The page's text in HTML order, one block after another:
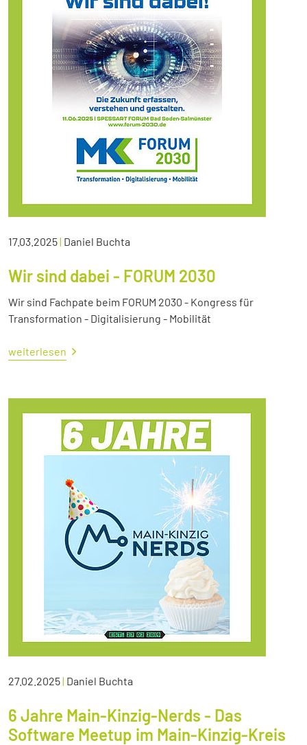
17.03.2025| Daniel Buchta
Wir sind dabei - FORUM 2030
Wir sind Fachpate beim FORUM 2030 - Kongress für
Transformation - Digitalisierung - Mobilität
weiterlesen
27.02.2025| Daniel Buchta
6 Jahre Main-Kinzig-Nerds - Das
Software Meetup im Main-Kinzig-Kreis